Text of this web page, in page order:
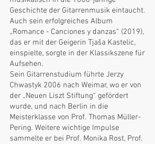
Geschichte der Gitarrenmusik eintaucht.
Auch sein erfolgreiches Album
„Romance - Canciones y danzas“ (2019),
das er mit der Geigerin Tjaša Kastelic,
einspielte, sorgte in der Klassikszene für
Aufsehen.
Sein Gitarrenstudium führte Jerzy
Chwastyk 2006 nach Weimar, wo er von
der „Neuen Liszt Stiftung“ gefördert
wurde, und nach Berlin in die
Meisterklasse von Prof. Thomas Müller-
Pering. Weitere wichtige Impulse
sammelte er bei Prof. Monika Rost, Prof.